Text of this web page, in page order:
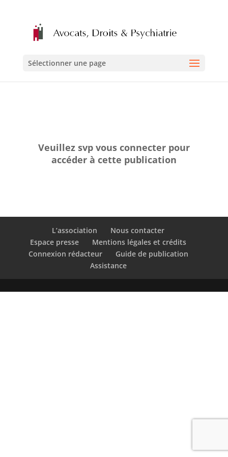
Sélectionner une page
Veuillez svp vous connecter pour
accéder à cette publication
L’association
Nous contacter
Espace presse
Mentions légales et crédits
Connexion rédacteur
Guide de publication
Assistance